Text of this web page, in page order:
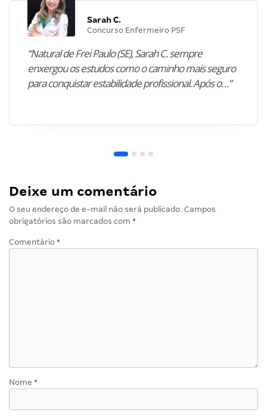
Sarah C.
Concurso Enfermeiro PSF
“Natural de Frei Paulo (SE), Sarah C. sempre
enxergou os estudos como o caminho mais seguro
para conquistar estabilidade profissional. Após o…”
Deixe um comentário
O seu endereço de e-mail não será publicado. Campos
obrigatórios são marcados com *
Comentário *
Nome *